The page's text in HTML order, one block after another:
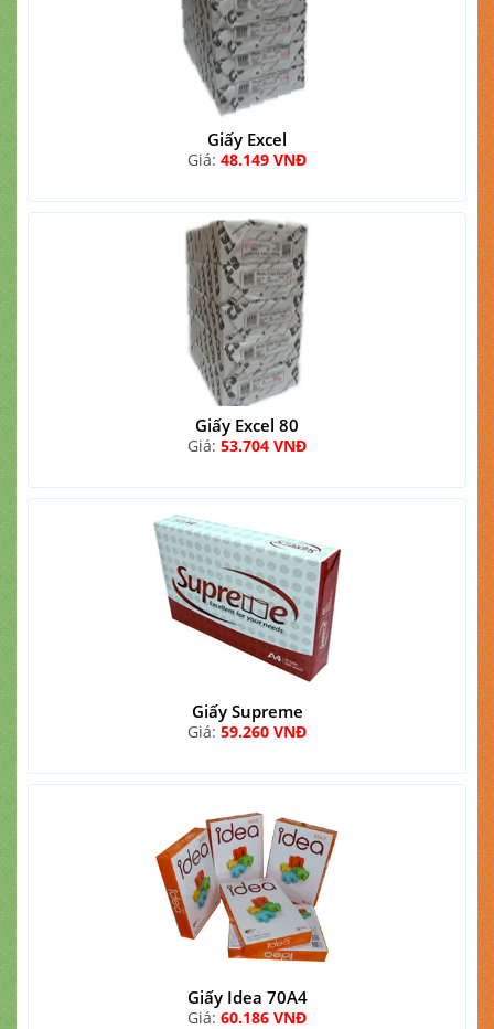
Giấy Excel
Giá: 48.149 VNĐ
Giấy Excel 80
Giá: 53.704 VNĐ
Giấy Supreme
Giá: 59.260 VNĐ
Giấy Idea 70A4
Giá: 60.186 VNĐ